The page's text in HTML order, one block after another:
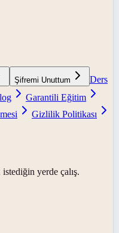
Şifremi Unuttum
Ders
Garantili Eğitim
Gizlilik Politikası
yerde çalış.